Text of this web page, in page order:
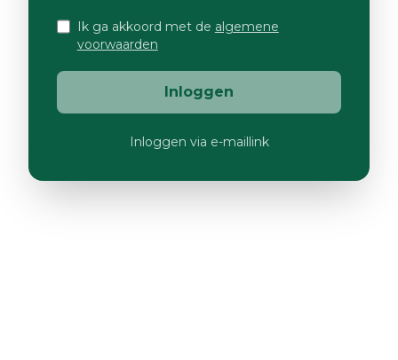
Ik ga akkoord met de algemene
voorwaarden
Inloggen
Inloggen via e-maillink